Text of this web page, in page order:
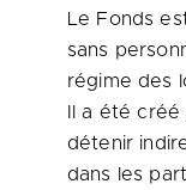
Le Fonds
sans
régime des
Il a été
détenir
dans les